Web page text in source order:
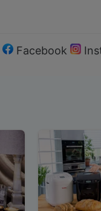
Facebook